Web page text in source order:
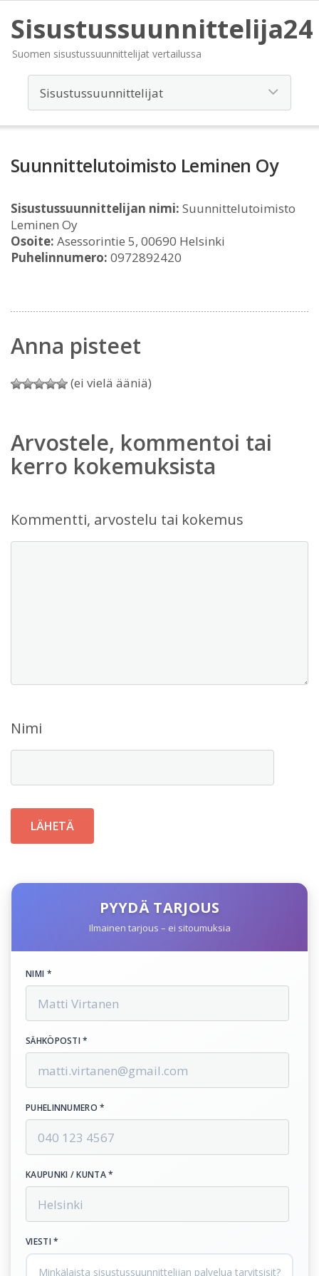
Sisustussuunnittelija24
Suomen sisustussuunnittelijat vertailussa
Suunnittelutoimisto Leminen Oy
Sisustussuunnittelijan nimi: Suunnittelutoimisto
Leminen Oy
Osoite: Asessorintie 5, 00690 Helsinki
Puhelinnumero: 0972892420
Anna pisteet
(ei vielä ääniä)
Arvostele, kommentoi tai
kerro kokemuksista
Kommentti, arvostelu tai kokemus
Nimi
PYYDÄ TARJOUS
Ilmainen tarjous – ei sitoumuksia
NIMI *
SÄHKÖPOSTI *
PUHELINNUMERO *
KAUPUNKI / KUNTA *
VIESTI *